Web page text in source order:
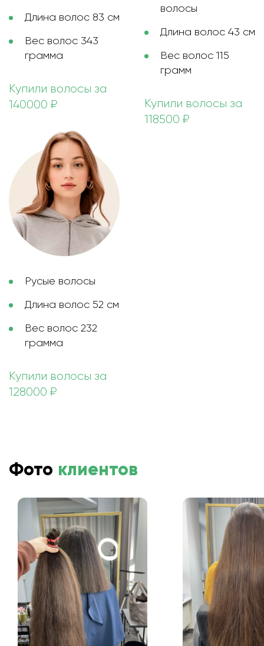
Длина волос 83 см
Вес волос 343
грамма
Купили волосы за
140000 ₽
волосы
Длина волос 43 см
Вес волос 115
грамм
Купили волосы за
118500 ₽
Русые волосы
Длина волос 52 см
Вес волос 232
грамма
Купили волосы за
128000 ₽
Фото клиентов